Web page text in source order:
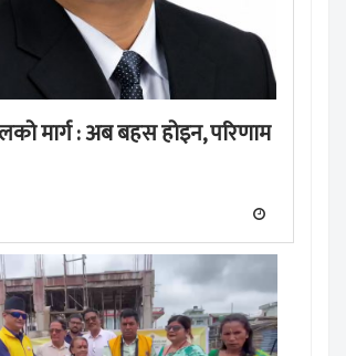
मार्ग : अब बहस होइन, परिणाम